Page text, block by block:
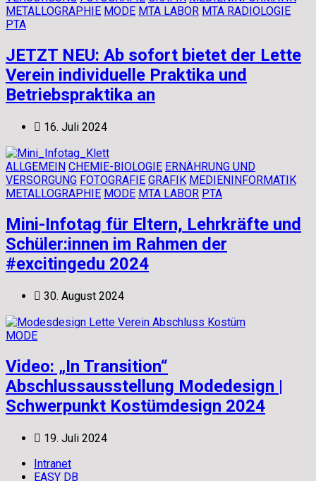
METALLOGRAPHIE MODE MTA LABOR MTA RADIOLOGIE
PTA
JETZT NEU: Ab sofort bietet der Lette
Verein individuelle Praktika und
Betriebspraktika an
16. Juli 2024
ALLGEMEIN CHEMIE-BIOLOGIE ERNÄHRUNG UND
VERSORGUNG FOTOGRAFIE GRAFIK MEDIENINFORMATIK
METALLOGRAPHIE MODE MTA LABOR PTA
Mini-Infotag für Eltern, Lehrkräfte und
Schüler:innen im Rahmen der
#excitingedu 2024
30. August 2024
MODE
Video: „In Transition“
Abschlussausstellung Modedesign |
Schwerpunkt Kostümdesign 2024
19. Juli 2024
Intranet
EASY DB